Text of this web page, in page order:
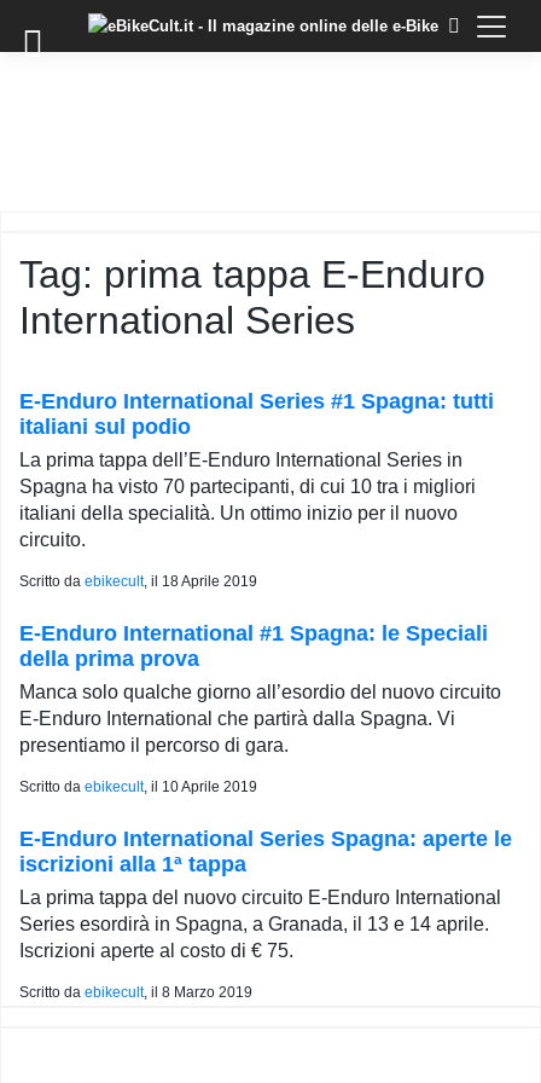
×
TUTORIAL
LO
STAFF
EBIKECULT
CONTATTI
PRIVACY
POLICY
Tag: prima tappa E-Enduro
International Series
E-Enduro International Series #1 Spagna: tutti
italiani sul podio
La prima tappa dell’E-Enduro International Series in
Spagna ha visto 70 partecipanti, di cui 10 tra i migliori
italiani della specialità. Un ottimo inizio per il nuovo
circuito.
Scritto da ebikecult, il 18 Aprile 2019
E-Enduro International #1 Spagna: le Speciali
della prima prova
Manca solo qualche giorno all’esordio del nuovo circuito
E-Enduro International che partirà dalla Spagna. Vi
presentiamo il percorso di gara.
Scritto da ebikecult, il 10 Aprile 2019
E-Enduro International Series Spagna: aperte le
iscrizioni alla 1ª tappa
La prima tappa del nuovo circuito E-Enduro International
Series esordirà in Spagna, a Granada, il 13 e 14 aprile.
Iscrizioni aperte al costo di € 75.
Scritto da ebikecult, il 8 Marzo 2019